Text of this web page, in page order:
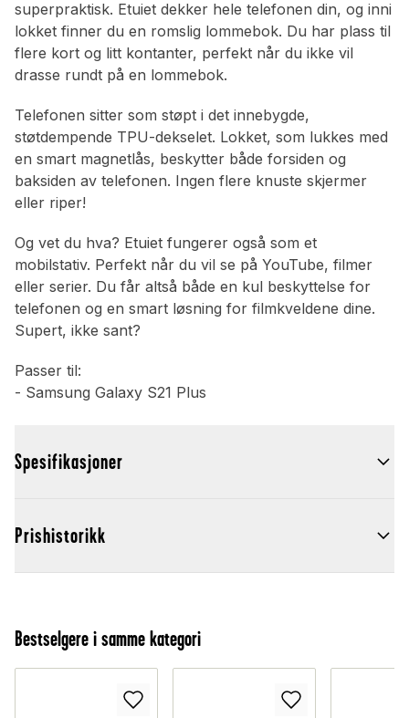
superpraktisk. Etuiet dekker hele telefonen din, og inni
lokket finner du en romslig lommebok. Du har plass til
flere kort og litt kontanter, perfekt når du ikke vil
drasse rundt på en lommebok.
Telefonen sitter som støpt i det innebygde,
støtdempende TPU-dekselet. Lokket, som lukkes med
en smart magnetlås, beskytter både forsiden og
baksiden av telefonen. Ingen flere knuste skjermer
eller riper!
Og vet du hva? Etuiet fungerer også som et
mobilstativ. Perfekt når du vil se på YouTube, filmer
eller serier. Du får altså både en kul beskyttelse for
telefonen og en smart løsning for filmkveldene dine.
Supert, ikke sant?
Passer til:
- Samsung Galaxy S21 Plus
Spesifikasjoner
Prishistorikk
Bestselgere i samme kategori